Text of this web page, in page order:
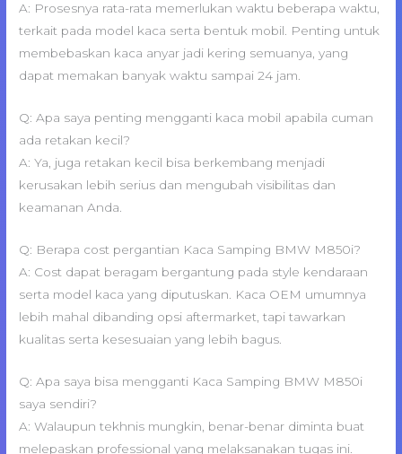
A: Prosesnya rata-rata memerlukan waktu beberapa waktu,
terkait pada model kaca serta bentuk mobil. Penting untuk
membebaskan kaca anyar jadi kering semuanya, yang
dapat memakan banyak waktu sampai 24 jam.
Q: Apa saya penting mengganti kaca mobil apabila cuman
ada retakan kecil?
A: Ya, juga retakan kecil bisa berkembang menjadi
kerusakan lebih serius dan mengubah visibilitas dan
keamanan Anda.
Q: Berapa cost pergantian Kaca Samping BMW M850i?
A: Cost dapat beragam bergantung pada style kendaraan
serta model kaca yang diputuskan. Kaca OEM umumnya
lebih mahal dibanding opsi aftermarket, tapi tawarkan
kualitas serta kesesuaian yang lebih bagus.
Q: Apa saya bisa mengganti Kaca Samping BMW M850i
saya sendiri?
A: Walaupun tekhnis mungkin, benar-benar diminta buat
melepaskan professional yang melaksanakan tugas ini.